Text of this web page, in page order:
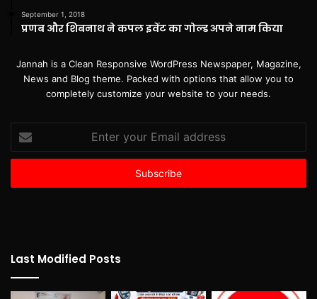
September 1, 2018
प्रणब और शिबनाथ ने कपल इवेंट का गोल्ड अपने नाम किया
Jannah is a Clean Responsive WordPress Newspaper, Magazine,
News and Blog theme. Packed with options that allow you to
completely customize your website to your needs.
Enter
your
Email
Last Modified Posts